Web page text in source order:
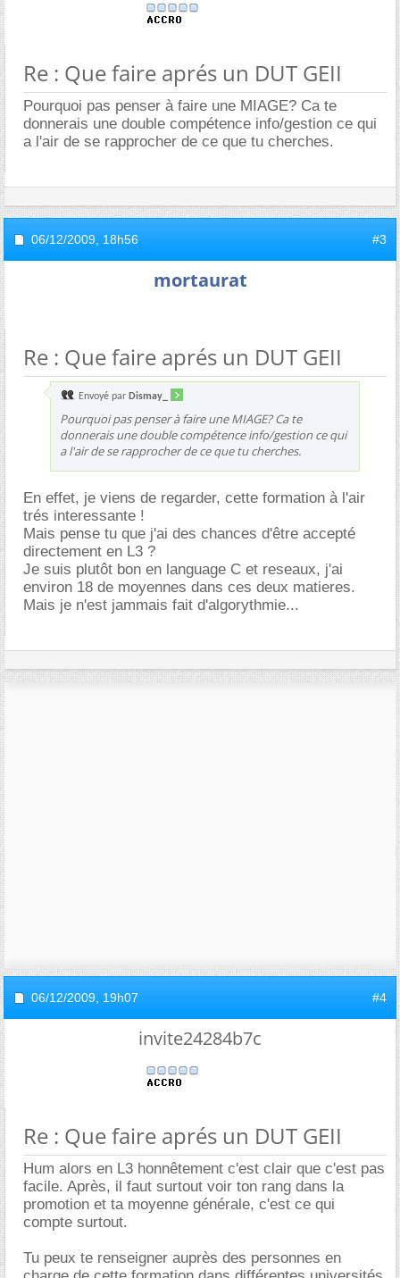
Re : Que faire aprés un DUT GEII
Pourquoi pas penser à faire une MIAGE? Ca te
donnerais une double compétence info/gestion ce qui
a l'air de se rapprocher de ce que tu cherches.
06/12/2009, 18h56 #3
mortaurat
Re : Que faire aprés un DUT GEII
Envoyé par Dismay_
Pourquoi pas penser à faire une MIAGE? Ca te
donnerais une double compétence info/gestion ce qui
a l'air de se rapprocher de ce que tu cherches.
En effet, je viens de regarder, cette formation à l'air
trés interessante !
Mais pense tu que j'ai des chances d'être accepté
directement en L3 ?
Je suis plutôt bon en language C et reseaux, j'ai
environ 18 de moyennes dans ces deux matieres.
Mais je n'est jammais fait d'algorythmie...
06/12/2009, 19h07 #4
invite24284b7c
Re : Que faire aprés un DUT GEII
Hum alors en L3 honnêtement c'est clair que c'est pas
facile. Après, il faut surtout voir ton rang dans la
promotion et ta moyenne générale, c'est ce qui
compte surtout.
Tu peux te renseigner auprès des personnes en